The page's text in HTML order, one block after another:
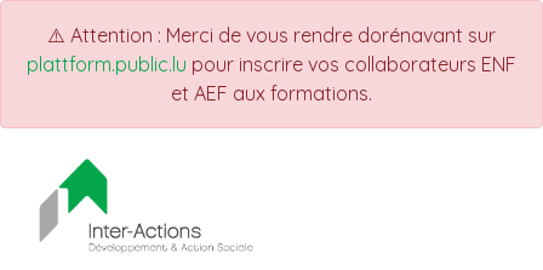
⚠️ Attention : Merci de vous rendre dorénavant sur
plattform.public.lu pour inscrire vos collaborateurs ENF
et AEF aux formations.